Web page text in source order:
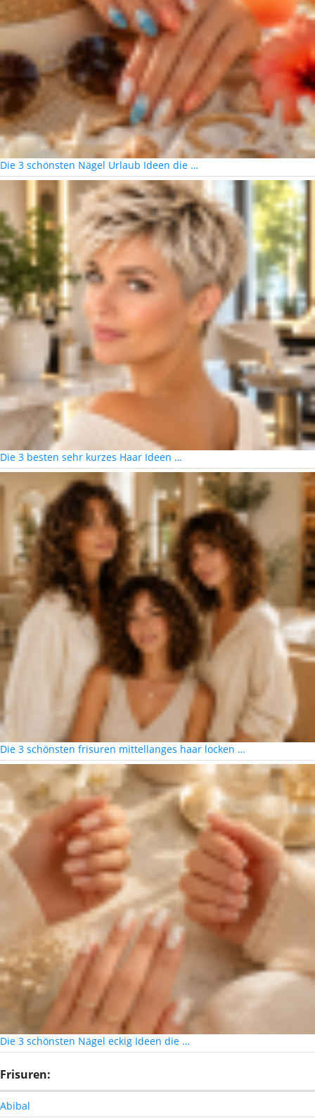
Die 3 schönsten Nägel Urlaub Ideen die …
Die 3 besten sehr kurzes Haar Ideen …
Die 3 schönsten frisuren mittellanges haar locken …
Die 3 schönsten Nägel eckig Ideen die …
Frisuren:
Abibal